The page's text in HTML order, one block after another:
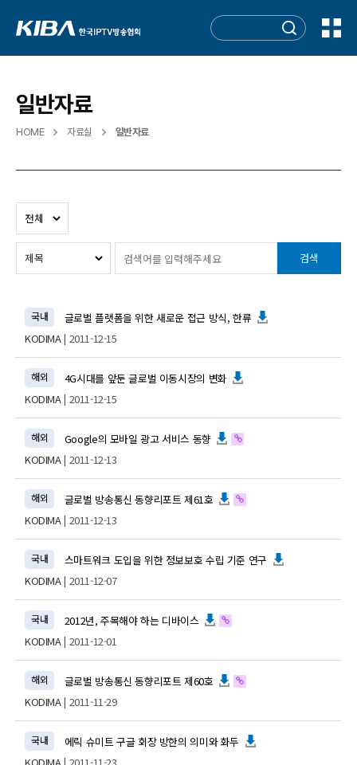
일반자료
HOME 자료실 일반자료
검색
국내
글로벌 플랫폼을 위한 새로운 접근 방식, 한류
KODIMA| 2011-12-15
해외
4G시대를 앞둔 글로벌 이동시장의 변화
KODIMA| 2011-12-15
해외
Google의 모바일 광고 서비스 동향
KODIMA| 2011-12-13
해외
글로벌 방송통신 동향리포트 제61호
KODIMA| 2011-12-13
국내
스마트워크 도입을 위한 정보보호 수립 기준 연구
KODIMA| 2011-12-07
국내
2012년, 주목해야 하는 디바이스
KODIMA| 2011-12-01
해외
글로벌 방송통신 동향리포트 제60호
KODIMA| 2011-11-29
국내
에릭 슈미트 구글 회장 방한의 의미와 화두